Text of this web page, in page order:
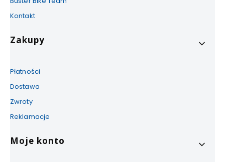
Kontakt
Zakupy
Płatności
Dostawa
Zwroty
Reklamacje
Moje konto